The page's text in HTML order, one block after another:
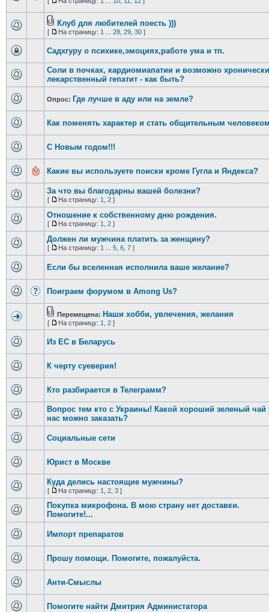
Клуб для любителей поесть )))
[ На страницу: 1 28, 29, 30]
Садхгуру о психике,эмоциях,работе ума и тп.
Соли в почках, кардиомиапатии и возможно
лекарственный гепатит - как быть?
Опрос: Где лучше в аду или на земле?
Как поменять характер и стать общительным
С Новым годом!!!
Какие вы используете поиски кроме Гугла и Яндекса?
За что вы благодарны вашей болезни?
[ На страницу: 1 2]
Отношение к собственному дню рождения.
[ На страницу: 1 2]
Должен ли мужчина платить за женщину?
[ На страницу: 1 5, 6, 7]
Если бы вселенная исполнила ваше желание?
Поиграем форумом в Among Us?
Перемещена: Наши хобби, увлечения, желания
[ На страницу: 1 2]
Из ЕС в Беларусь
К черту суеверия!
Кто разбирается в Телеграмм?
Вопрос тем кто с Украины! Какой хороший зеленый чай
нас можно заказать?
Социальные сети
Юрист в Москве
Куда делись настоящие мужчины?
[ На страницу: 1 2, 3]
Покупка микрофона. В мою страну нет доставки.
Помогите!...
Импорт препаратов
Прошу помощи. Помогите, пожалуйста.
Анти-Смыслы
Помогите найти Дмитрия Администатора